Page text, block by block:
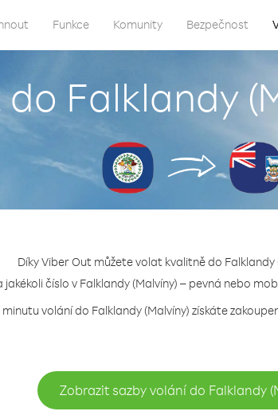
Funkce Komunity Bezpečnost
Falklandy
Díky Viber Out můžete volat kvalitně do Falklandy
jakékoli číslo v Falklandy (Malvíny) – pevná nebo
minutu volání do Falklandy (Malvíny) získáte
Zobrazit sazby volání do Falklandy